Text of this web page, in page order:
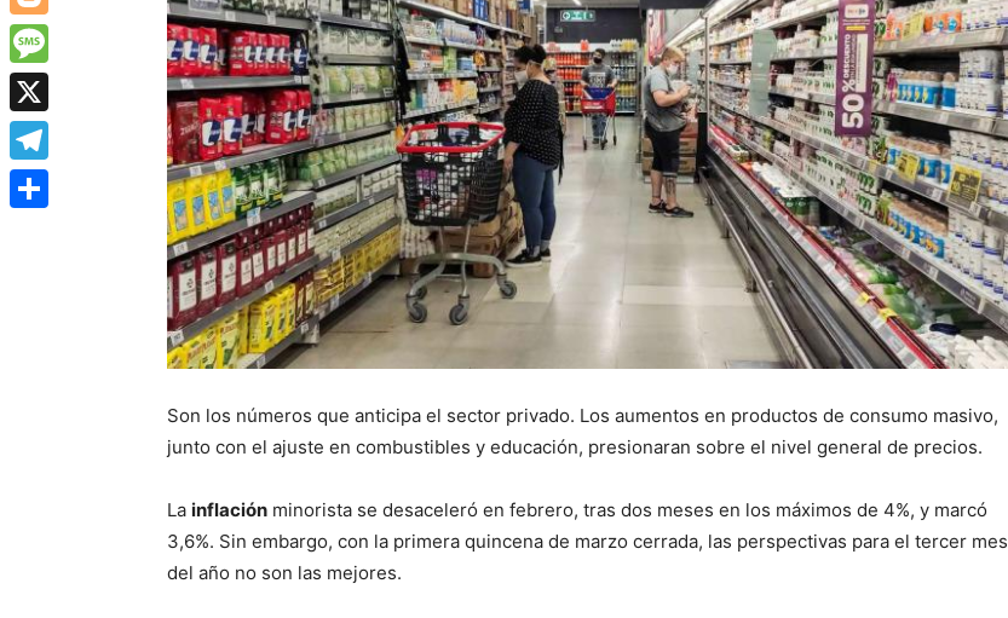
Son los números que anticipa el sector privado. Los aumentos en productos de consumo masivo,
junto con el ajuste en combustibles y educación, presionaran sobre el nivel general de precios.
La inflación minorista se desaceleró en febrero, tras dos meses en los máximos de 4%, y marcó
3,6%. Sin embargo, con la primera quincena de marzo cerrada, las perspectivas para el tercer mes
del año no son las mejores.
Blogger
Message
X
Telegram